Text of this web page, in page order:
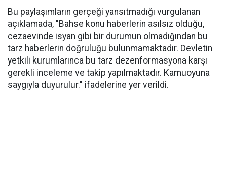
Bu paylaşımların gerçeği yansıtmadığı vurgulanan
açıklamada, "Bahse konu haberlerin asılsız olduğu,
cezaevinde isyan gibi bir durumun olmadığından bu
tarz haberlerin doğruluğu bulunmamaktadır. Devletin
yetkili kurumlarınca bu tarz dezenformasyona karşı
gerekli inceleme ve takip yapılmaktadır. Kamuoyuna
saygıyla duyurulur." ifadelerine yer verildi.